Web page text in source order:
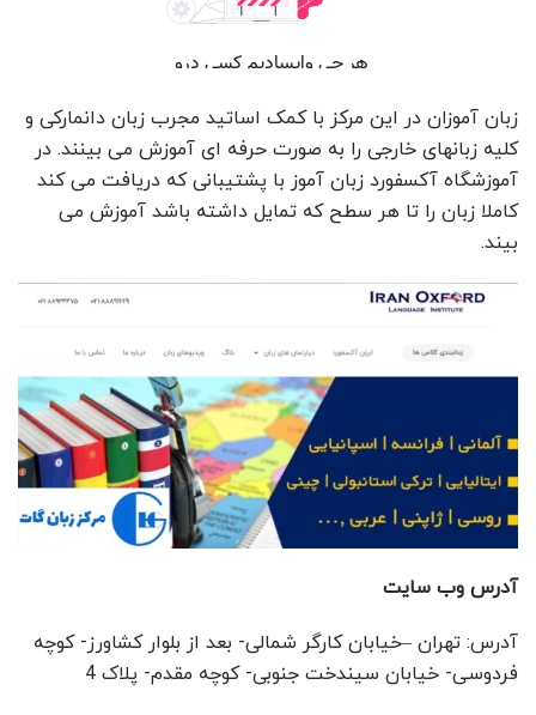
زبان آموزان در این مرکز با کمک اساتید مجرب زبان دانمارکی و
کلیه زبانهای خارجی را به صورت حرفه ای آموزش می بینند. در
آموزشگاه آکسفورد زبان آموز با پشتیبانی که دریافت می کند
کاملا زبان را تا هر سطح که تمایل داشته باشد آموزش می
بیند.
آدرس وب سایت
آدرس: تهران –خیابان کارگر شمالی- بعد از بلوار کشاورز- کوچه
فردوسی- خیابان سیندخت جنوبی- کوچه مقدم- پلاک 4